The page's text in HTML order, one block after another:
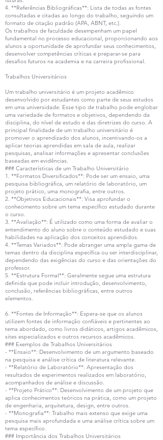
4. **Referências Bibliográficas**: Lista de todas as fontes
consultadas e citadas ao longo do trabalho, seguindo um
formato de citação padrão (APA, ABNT, etc.).
Os trabalhos de faculdade desempenham um papel
fundamental no processo educacional, proporcionando aos
alunos a oportunidade de aprofundar seus conhecimentos,
desenvolver competências críticas e preparar-se para
desafios futuros na academia e na carreira profissional.
Trabalhos Universitários
Um trabalho universitário é um projeto acadêmico
desenvolvido por estudantes como parte de seus estudos
em uma universidade. Esse tipo de trabalho pode englobar
uma variedade de formatos e objetivos, dependendo da
disciplina, do nível de estudo e das diretrizes do curso. A
principal finalidade de um trabalho universitário é
promover o aprendizado dos alunos, incentivando-os a
aplicar teorias aprendidas em sala de aula, realizar
pesquisas, analisar informações e apresentar conclusões
baseadas em evidências.
### Características de um Trabalho Universitário
1. **Formatos Diversificados**: Pode ser um ensaio, uma
pesquisa bibliográfica, um relatório de laboratório, um
projeto prático, uma monografia, entre outros.
2. **Objetivos Educacionais**: Visa aprofundar o
conhecimento sobre um tema específico estudado durante
o curso.
3. **Avaliação**: É utilizado como uma forma de avaliar o
entendimento do aluno sobre o conteúdo estudado e suas
habilidades na aplicação dos conceitos aprendidos.
4. **Temas Variados**: Pode abranger uma ampla gama de
temas dentro da disciplina específica ou ser interdisciplinar,
dependendo das exigências do curso e das orientações do
professor.
5. **Estrutura Formal**: Geralmente segue uma estrutura
definida que pode incluir introdução, desenvolvimento,
conclusão, referências bibliográficas, entre outros
elementos.
6. **Fontes de Informação**: Espera-se que os alunos
utilizem fontes de informação confiáveis e pertinentes ao
tema abordado, como livros didáticos, artigos acadêmicos,
sites especializados e outros recursos acadêmicos.
### Exemplos de Trabalhos Universitários
- **Ensaio**: Desenvolvimento de um argumento baseado
na pesquisa e análise crítica de literatura relevante.
- **Relatório de Laboratório**: Apresentação dos
resultados de experimentos realizados em laboratório,
acompanhados de análise e discussão.
- **Projeto Prático**: Desenvolvimento de um projeto que
aplica conhecimentos teóricos na prática, como um projeto
de engenharia, arquitetura, design, entre outros.
- **Monografia**: Trabalho mais extenso que exige uma
pesquisa mais aprofundada e uma análise crítica sobre um
tema específico.
### Importância dos Trabalhos Universitários